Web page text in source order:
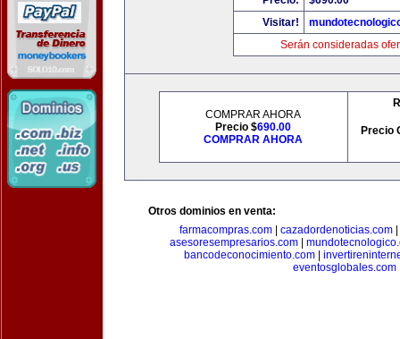
Visitar!
Serán consideradas
COMPRAR AHORA
Precio $690.00
COMPRAR AHORA
Precio
Otros dominios en venta:
farmacompras.com
cazadordenoticias.com
asesoresempresarios.com
bancodeconocimiento.com
eventosglobales.com